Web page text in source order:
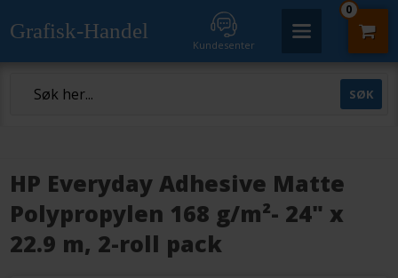
Grafisk-Handel
Kundesenter
0
HP Everyday Adhesive Matte
Polypropylen 168 g/m²- 24" x
22.9 m, 2-roll pack